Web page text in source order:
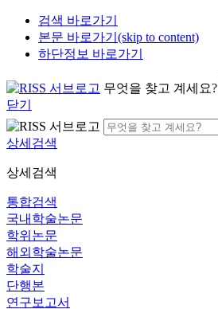
검색 바로가기
본문 바로가기(skip to content)
하단정보 바로가기
무엇을 찾고 계세요?
닫기
상세검색
상세검색
통합검색
국내학술논문
학위논문
해외학술논문
학술지
단행본
연구보고서